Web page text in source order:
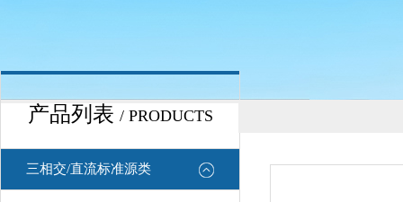
产品列表 / PRODUCTS
三相交/直流标准源类